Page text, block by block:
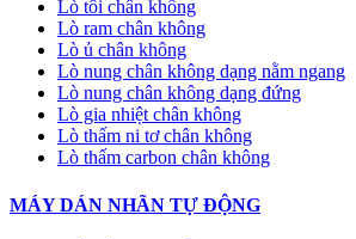
Lò tôi chân không
Lò ram chân không
Lò ủ chân không
Lò nung chân không dạng nằm ngang
Lò nung chân không dạng đứng
Lò gia nhiệt chân không
Lò thấm ni tơ chân không
Lò thấm carbon chân không
MÁY DÁN NHÃN TỰ ĐỘNG